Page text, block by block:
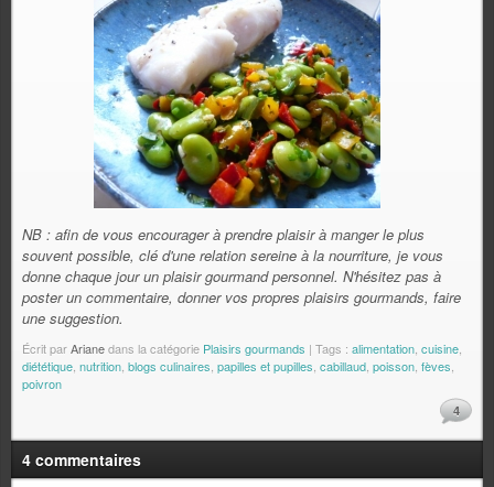
NB : afin de vous encourager à prendre plaisir à manger le plus
souvent possible, clé d'une relation sereine à la nourriture, je vous
donne chaque jour un plaisir gourmand personnel. N'hésitez pas à
poster un commentaire, donner vos propres plaisirs gourmands, faire
une suggestion.
Écrit parArianedans la catégorie Plaisirs gourmands | Tags : alimentation cuisine
diététique nutrition blogs culinaires papilles et pupilles cabillaud poisson fèves
poivron
4
4 commentaires